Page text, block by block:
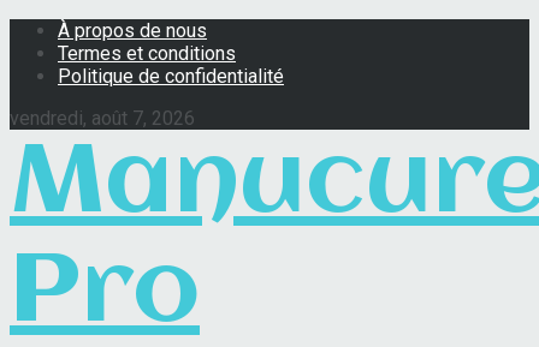
À propos de nous
Termes et conditions
Politique de confidentialité
vendredi, août 7, 2026
Pro